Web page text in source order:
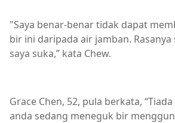
"Saya benar-benar tidak dapat
bir ini daripada air jamban.
saya suka,” kata Chew.
Grace Chen, 52, pula berkata,
anda sedang meneguk bir